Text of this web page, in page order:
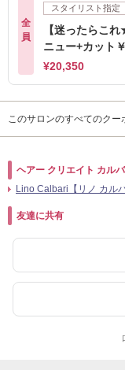
全
員
スタイリスト指定
【迷ったらこ
ニュー+カット
¥20,350
このサロンのすべてのクー
ヘアー クリエイト カル
Lino Calbari【リノ カルバ
友達に共有